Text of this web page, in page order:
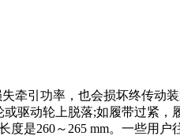
引功率，也会损坏终传动
驱动轮上脱落;如履带过紧，
度是260～ 265 mm。一些用户